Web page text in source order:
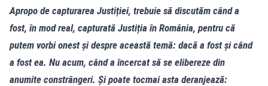
Apropo de capturarea Justiției, trebuie să discutăm când a
fost, în mod real, capturată Justiția în România, pentru că
putem vorbi onest și despre această temă: dacă a fost și când
a fost ea. Nu acum, când a încercat să se elibereze din
anumite constrângeri. Și poate tocmai asta deranjează: